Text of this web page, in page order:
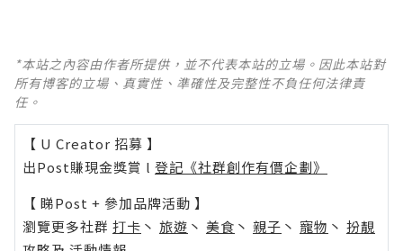
*本站之內容由作者所提供，並不代表本站的立場。因此本站對
所有博客的立場、真實性、準確性及完整性不負任何法律責
任。
【 U Creator 招募 】
出Post賺現金獎賞 l 登記《社群創作有價企劃》
【 睇Post + 參加品牌活動 】
瀏覽更多社群 打卡 丶 旅遊 丶 美食 丶 親子 丶 寵物 丶 扮靚